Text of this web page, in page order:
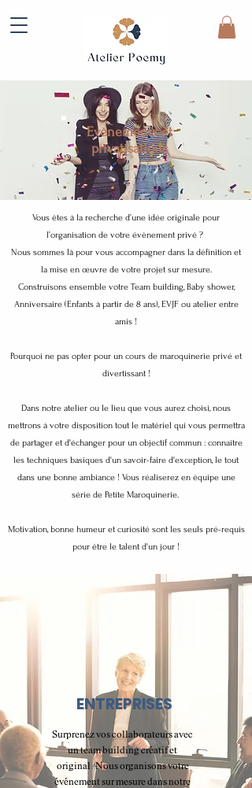
Evènements et
privatisations
Vous êtes à la recherche d’une idée originale pour
l’organisation de votre évènement privé ?
Nous sommes là pour vous accompagner dans la définition et
la mise en œuvre de votre projet sur mesure.
Construisons ensemble votre Team building, Baby shower,
Anniversaire (Enfants à partir de 8 ans), EVJF ou atelier entre
amis !
Pourquoi ne pas opter pour un cours de maroquinerie privé et
divertissant !
Dans notre atelier ou le lieu que vous aurez choisi, nous
mettrons à votre disposition tout le matériel qui vous permettra
de partager et d'échanger pour un objectif commun : connaitre
les techniques basiques d'un savoir-faire d'exception, le tout
dans une bonne ambiance ! Vous réaliserez en équipe une
série de Petite Maroquinerie.
Motivation, bonne humeur et curiosité sont les seuls pré-requis
pour être le talent d'un jour !
ENTREPRISES
Surprenez vos collaborateurs avec
un team building créatif et
original ! Nous organisons votre
événement sur mesure dans notre